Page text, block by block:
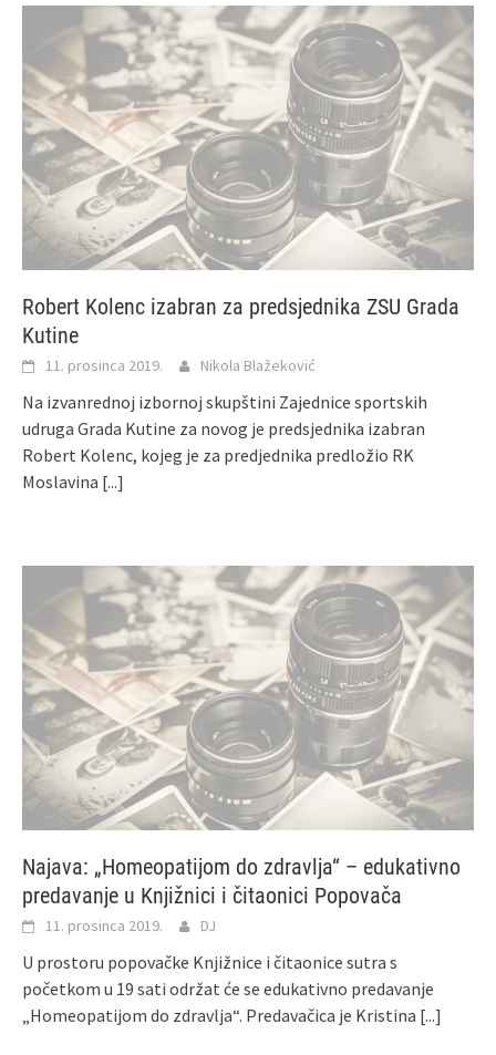
Robert Kolenc izabran za predsjednika ZSU Grada
Kutine
11. prosinca 2019. Nikola Blažeković
Na izvanrednoj izbornoj skupštini Zajednice sportskih
udruga Grada Kutine za novog je predsjednika izabran
Robert Kolenc, kojeg je za predjednika predložio RK
Moslavina [...]
Najava: „Homeopatijom do zdravlja“ – edukativno
predavanje u Knjižnici i čitaonici Popovača
11. prosinca 2019. DJ
U prostoru popovačke Knjižnice i čitaonice sutra s
početkom u 19 sati održat će se edukativno predavanje
„Homeopatijom do zdravlja“. Predavačica je Kristina [...]